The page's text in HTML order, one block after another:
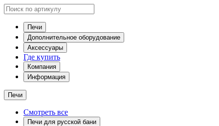
Печи
Дополнительное оборудование
Аксессуары
Где купить
Компания
Информация
Печи
Смотреть все
Печи для русской бани